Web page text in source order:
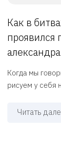
Как в
проявился
Когда мы
рисуем у себя
Читать